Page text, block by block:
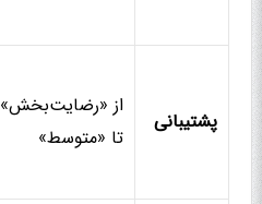
پشتیبانی
از «رضایت‌بخش»
تا «متوسط»